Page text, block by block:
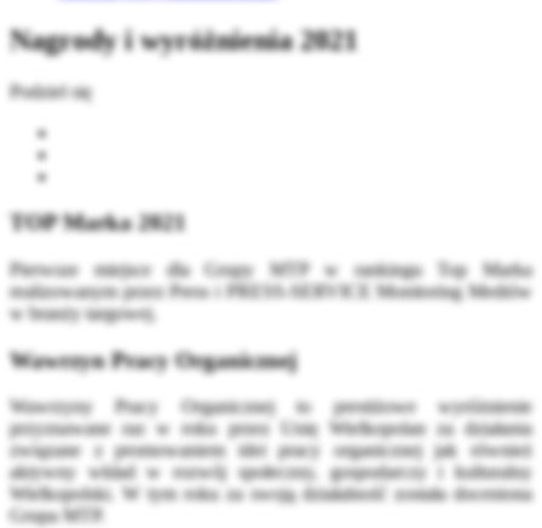
Nagrody i wyróżnienia 2021
Podziel się
TOP Marka 2021
Pierwsze miejsce dla Grupy MTP w rankingu Top Marka
realizowanym przez Press i PRESS-SERVICE Monitoring Mediów
w branży targowej.
Wawrzyn Pracy Organicznej
Wawrzyny Pracy Organicznej to prestiżowe wyróżnienie
przyznawane raz w roku przez Unię Wielkopolan za działania
związane z promowaniem idei pracy organicznej jak również
aktywny wkład w rozwój społeczny, gospodarczy i kulturalny
Wielkopolski. W tym roku za swoją działalność została doceniona
Grupa MTP.